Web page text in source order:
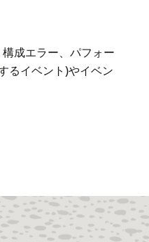
成エラー、パフォー
るイベント)やイベン